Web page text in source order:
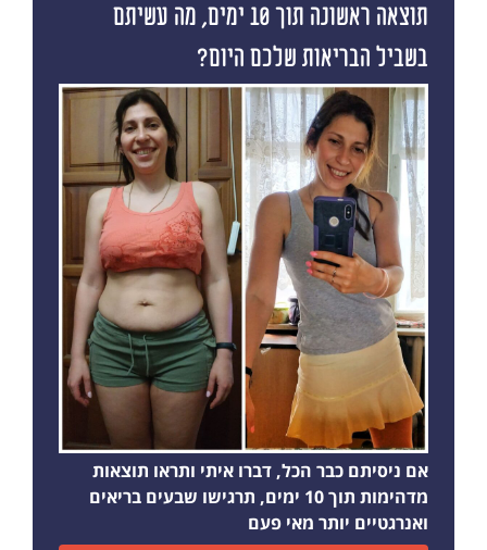
תוצאה ראשונה תוך 10 ימים, מה עשיתם
בשביל הבריאות שלכם היום?
אם ניסיתם כבר הכל, דברו איתי ותראו תוצאות
מדהימות תוך 10 ימים, תרגישו שבעים בריאים
ואנרגטיים יותר מאי פעם